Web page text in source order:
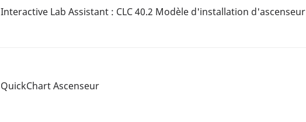
Interactive Lab Assistant : CLC 40.2 Modèle d'installation d'ascenseur
QuickChart Ascenseur